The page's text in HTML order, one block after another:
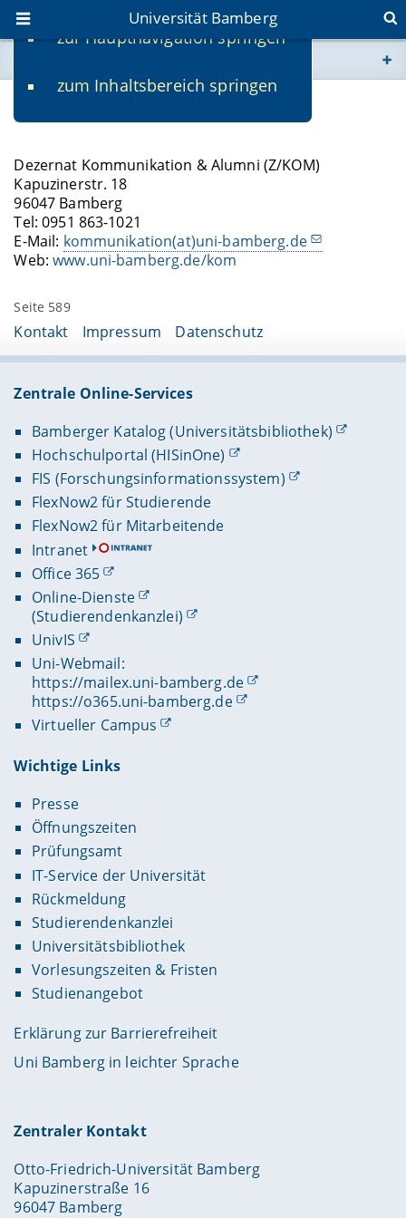
zur Hauptnavigation springen
zum Inhaltsbereich springen
Universität Bamberg
www.uni-bamberg.de
Kontakt
Dezernat Kommunikation & Alumni (Z/KOM)
Kapuzinerstr. 18
96047 Bamberg
Tel: 0951 863-1021
E-Mail: kommunikation(at)uni-bamberg.de
Web:www.uni-bamberg.de/kom
Seite 589
Kontakt Impressum Datenschutz
Zentrale Online-Services
Bamberger Katalog (Universitätsbibliothek)
Hochschulportal (HISinOne)
FIS (Forschungsinformationssystem)
FlexNow2 für Studierende
FlexNow2 für Mitarbeitende
Intranet
Office 365
Online-Dienste
(Studierendenkanzlei)
UnivIS
Uni-Webmail:
https://mailex.uni-bamberg.de
https://o365.uni-bamberg.de
Virtueller Campus
Wichtige Links
Presse
Öffnungszeiten
Prüfungsamt
IT-Service der Universität
Rückmeldung
Studierendenkanzlei
Universitätsbibliothek
Vorlesungszeiten & Fristen
Studienangebot
Erklärung zur Barrierefreiheit
Uni Bamberg in leichter Sprache
Zentraler Kontakt
Otto-Friedrich-Universität Bamberg
Kapuzinerstraße 16
96047 Bamberg